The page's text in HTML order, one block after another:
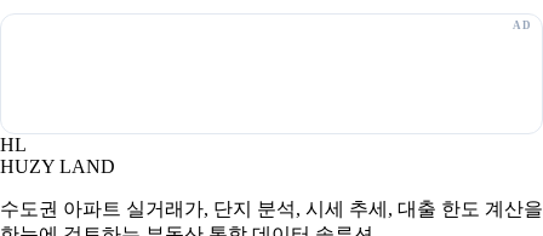
HL
HUZY LAND
수도권 아파트 실거래가, 단지 분석, 시세 추세, 대출 한도 계산을